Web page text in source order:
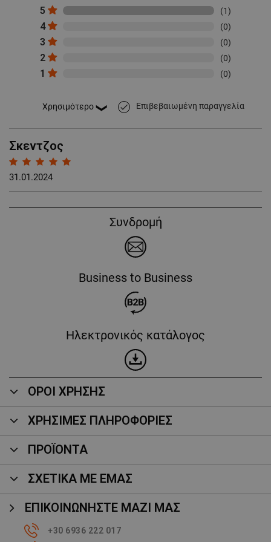
5 (1)
4 (0)
3 (0)
2 (0)
1 (0)
done Επιβεβαιωμένη παραγγελία
Σκεντζος
31.01.2024
Συνδρομή
Business to Business
Ηλεκτρονικός κατάλογος
ΟΡΟΙ ΧΡΗΣΗΣ
ΧΡΗΣΙΜΕΣ ΠΛΗΡΟΦΟΡΙΕΣ
ΠΡΟΪΌΝΤΑ
ΣΧΕΤΙΚΑ ΜΕ ΕΜΑΣ
ΕΠΙΚΟΙΝΩΝΉΣΤΕ ΜΑΖΊ ΜΑΣ
+30 6936 222 017